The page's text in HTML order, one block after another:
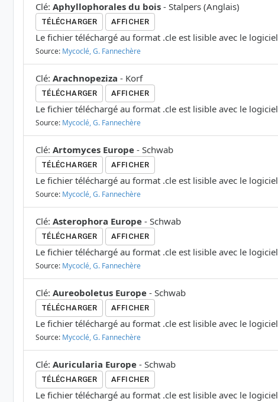
Clé: Aphyllophorales du bois - Stalpers (Anglais)
TÉLÉCHARGER AFFICHER
Le fichier téléchargé au format .cle est lisible avec le logiciel
Source: Mycoclé, G. Fannechère
Clé: Arachnopeziza - Korf
TÉLÉCHARGER AFFICHER
Le fichier téléchargé au format .cle est lisible avec le logiciel
Source: Mycoclé, G. Fannechère
Clé: Artomyces Europe - Schwab
TÉLÉCHARGER AFFICHER
Le fichier téléchargé au format .cle est lisible avec le logiciel
Source: Mycoclé, G. Fannechère
Clé: Asterophora Europe - Schwab
TÉLÉCHARGER AFFICHER
Le fichier téléchargé au format .cle est lisible avec le logiciel
Source: Mycoclé, G. Fannechère
Clé: Aureoboletus Europe - Schwab
TÉLÉCHARGER AFFICHER
Le fichier téléchargé au format .cle est lisible avec le logiciel
Source: Mycoclé, G. Fannechère
Clé: Auricularia Europe - Schwab
TÉLÉCHARGER AFFICHER
Le fichier téléchargé au format .cle est lisible avec le logiciel